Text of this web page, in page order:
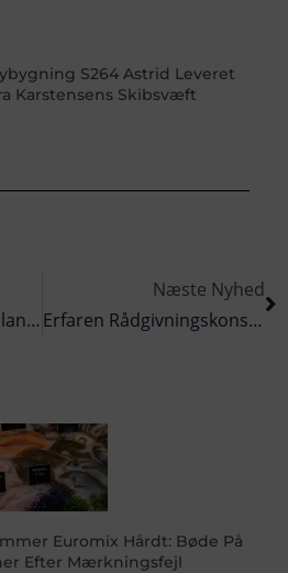
S264 Astrid Leveret
Karstensens Skibsvæft
Den Kommende Grønlandske Fiskerilov Under Massivt Pres
Næste Nyhed
Erfaren Rådgivningskonsulent Bringer Dig Altid Sikkert I Mål
Euromix Hårdt: Bøde På
Efter Mærkningsfejl